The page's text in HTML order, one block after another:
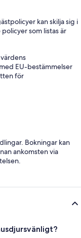
kan skilja sig i
som listas är
EU-bestämmelser
för
Bokningar kan
ankomsten via